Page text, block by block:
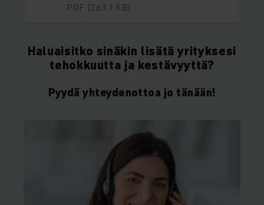
PDF (263,1 KB)
Haluaisitko sinäkin lisätä yrityksesi
tehokkuutta ja kestävyyttä?
Pyydä yhteydenottoa jo tänään!